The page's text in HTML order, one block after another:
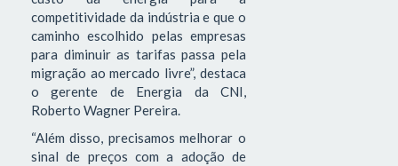
competitividade da indústria e que o
caminho escolhido pelas empresas
para diminuir as tarifas passa pela
migração ao mercado livre”, destaca
o gerente de Energia da CNI,
Roberto Wagner Pereira.
“Além disso, precisamos melhorar o
sinal de preços com a adoção de